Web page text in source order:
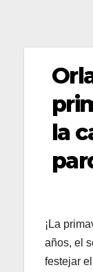
la
¡La
años, el
festejar